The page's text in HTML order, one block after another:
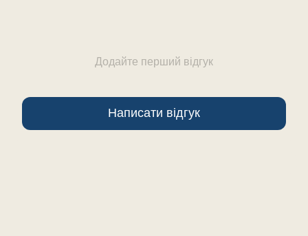
Додайте перший відгук
Написати відгук